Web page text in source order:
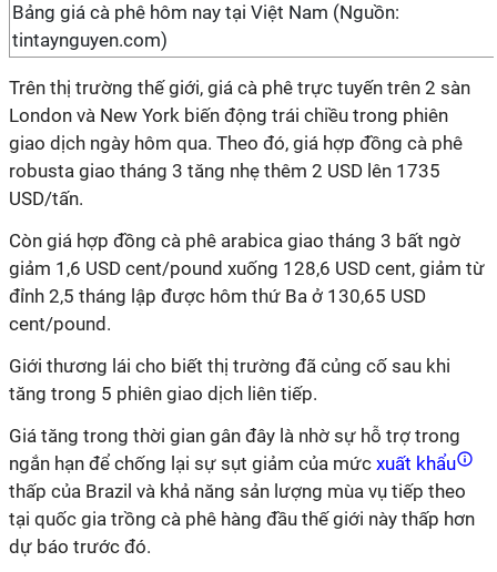
Bảng giá cà phê hôm nay tại Việt Nam (Nguồn:
tintaynguyen.com)
Trên thị trường thế giới, giá cà phê trực tuyến trên 2 sàn
London và New York biến động trái chiều trong phiên
giao dịch ngày hôm qua. Theo đó, giá hợp đồng cà phê
robusta giao tháng 3 tăng nhẹ thêm 2 USD lên 1735
USD/tấn.
Còn giá hợp đồng cà phê arabica giao tháng 3 bất ngờ
giảm 1,6 USD cent/pound xuống 128,6 USD cent, giảm từ
đỉnh 2,5 tháng lập được hôm thứ Ba ở 130,65 USD
cent/pound.
Giới thương lái cho biết thị trường đã củng cố sau khi
tăng trong 5 phiên giao dịch liên tiếp.
Giá tăng trong thời gian gân đây là nhờ sự hỗ trợ trong
ngắn hạn để chống lại sự sụt giảm của mức xuất khẩu
thấp của Brazil và khả năng sản lượng mùa vụ tiếp theo
tại quốc gia trồng cà phê hàng đầu thế giới này thấp hơn
dự báo trước đó.